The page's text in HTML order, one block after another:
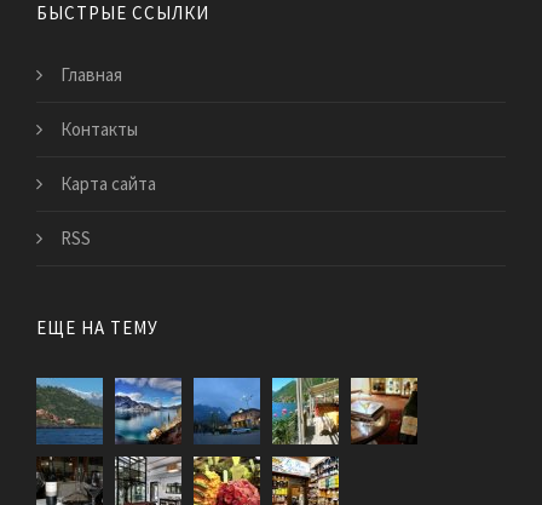
БЫСТРЫЕ ССЫЛКИ
Главная
Контакты
Карта сайта
RSS
ЕЩЕ НА ТЕМУ